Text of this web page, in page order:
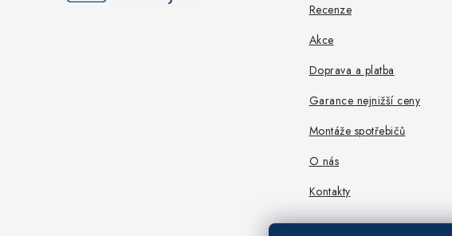
Recenze
Akce
Doprava a platba
Garance nejnižší ceny
Montáže spotřebičů
O nás
Kontakty